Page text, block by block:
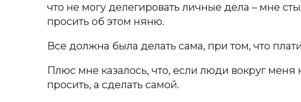
что не могу делегировать личные дела – мне
просить об этом няню.
Все должна была делать сама, при том, что
Плюс мне казалось, что, если люди вокруг
просить, а сделать самой.